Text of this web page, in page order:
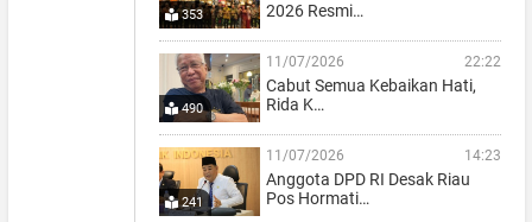
353
2026 Resmi…
490
11/07/2026 22:22
Cabut Semua Kebaikan Hati,
Rida K…
241
11/07/2026 14:23
Anggota DPD RI Desak Riau
Pos Hormati…